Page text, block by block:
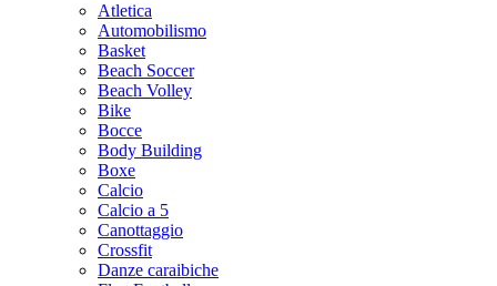
Atletica
Automobilismo
Basket
Beach Soccer
Beach Volley
Bike
Bocce
Body Building
Boxe
Calcio
Calcio a 5
Canottaggio
Crossfit
Danze caraibiche